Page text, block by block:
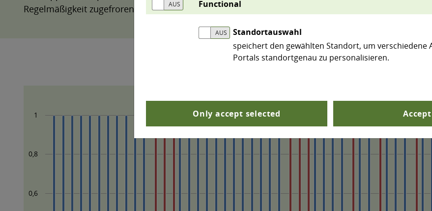
Regelmäßigkeit zugefroren ist. Mit dem Klimawandel frieren Seen weltweit jedoch immer weniger
Functional
Standortauswahl
speichert den gewählten Standort, um verschiedene
Portals standortgenau zu personalisieren.
Only accept selected